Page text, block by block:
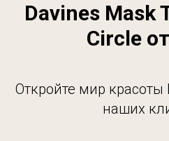
Davines Mask
Circle
Откройте мир красоты
наших